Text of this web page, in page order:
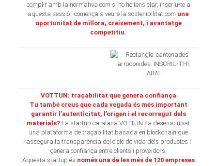
complir amb la normativa com si no ho tens clar, inscriu-te a
aquesta sessió i comença a veure la sostenibilitat com una
oportunitat de millora, creixement, i avantatge
competitiu.
VOTTUN: traçabilitat que genera confiança
Tu també creus que cada vegada és més important
garantir l’autenticitat, l’origen i el recorregut dels
materials? La startup catalana VOTTUN ha desenvolupat
una plataforma de traçabilitat basada en blockchain que
assegura la transparència del cicle de vida dels productes i
genera confiança entre clients i proveïdors.
Aquesta startup és només una de les més de 120 empreses